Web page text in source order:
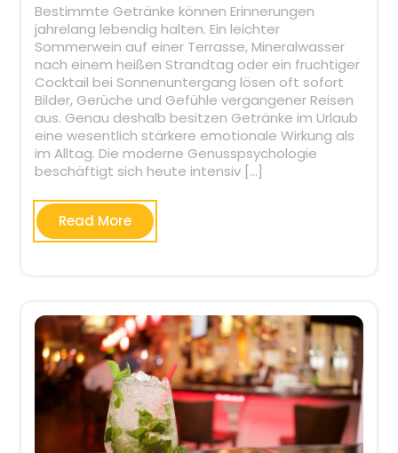
Bestimmte Getränke können Erinnerungen
jahrelang lebendig halten. Ein leichter
Sommerwein auf einer Terrasse, Mineralwasser
nach einem heißen Strandtag oder ein fruchtiger
Cocktail bei Sonnenuntergang lösen oft sofort
Bilder, Gerüche und Gefühle vergangener Reisen
aus. Genau deshalb besitzen Getränke im Urlaub
eine wesentlich stärkere emotionale Wirkung als
im Alltag. Die moderne Genusspsychologie
beschäftigt sich heute intensiv […]
Read More